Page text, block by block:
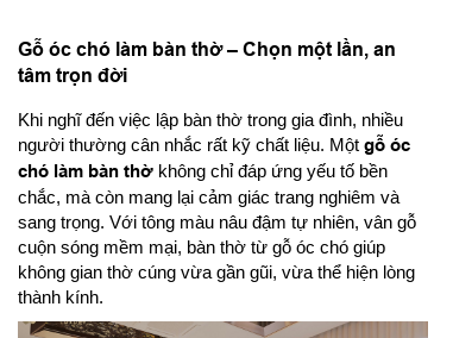
Gỗ óc chó làm bàn thờ – Chọn một lần, an
tâm trọn đời
Khi nghĩ đến việc lập bàn thờ trong gia đình, nhiều
người thường cân nhắc rất kỹ chất liệu. Một gỗ óc
chó làm bàn thờ không chỉ đáp ứng yếu tố bền
chắc, mà còn mang lại cảm giác trang nghiêm và
sang trọng. Với tông màu nâu đậm tự nhiên, vân gỗ
cuộn sóng mềm mại, bàn thờ từ gỗ óc chó giúp
không gian thờ cúng vừa gần gũi, vừa thể hiện lòng
thành kính.